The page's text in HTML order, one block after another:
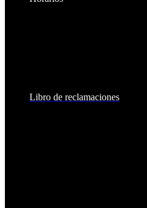
Libro de reclamaciones